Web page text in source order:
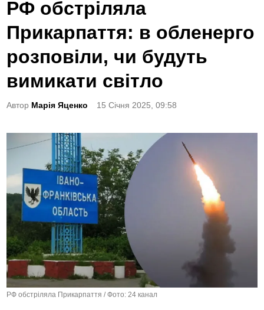
s
e
d
n
РФ обстріляла
Прикарпаття: в обленерго
розповіли, чи будуть
вимикати світло
Автор Марія Яценко 15 Січня 2025, 09:58
РФ обстріляла Прикарпаття / Фото: 24 канал